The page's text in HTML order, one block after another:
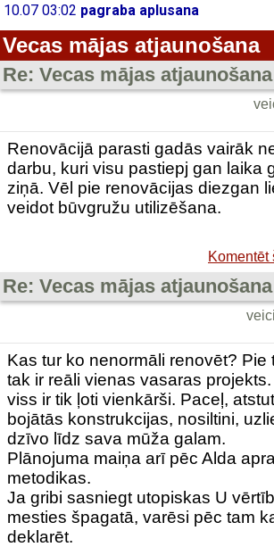
Vecas mājas atjaunošana
Re: Vecas mājas atjaunošana
Renovācijā parasti gadās vairāk
darbu, kuri visu pastiepj gan laika
ziņā. Vēl pie renovācijas diezgan
veidot būvgružu utilizēšana.
Komentēt
Re: Vecas mājas atjaunošana
Kas tur ko nenormāli renovēt? Pie
tak ir reāli vienas vasaras
viss ir tik ļoti vienkārši. Paceļ,
bojātās konstrukcijas, nosiltini,
dzīvo līdz sava mūža galam.
Plānojuma maiņa arī pēc Alda
metodikas.
Ja gribi sasniegt utopiskas U
mesties špagatā, varēsi pēc tam
deklarēt.